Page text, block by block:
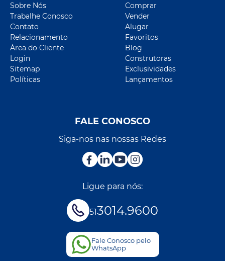
Sobre Nós
Trabalhe Conosco
Contato
Relacionamento
Área do Cliente
Login
Sitemap
Políticas
Comprar
Vender
Alugar
Favoritos
Blog
Construtoras
Exclusividades
Lançamentos
FALE CONOSCO
Siga-nos nas nossas Redes
Ligue para nós:
513014.9600
Fale Conosco pelo
WhatsApp